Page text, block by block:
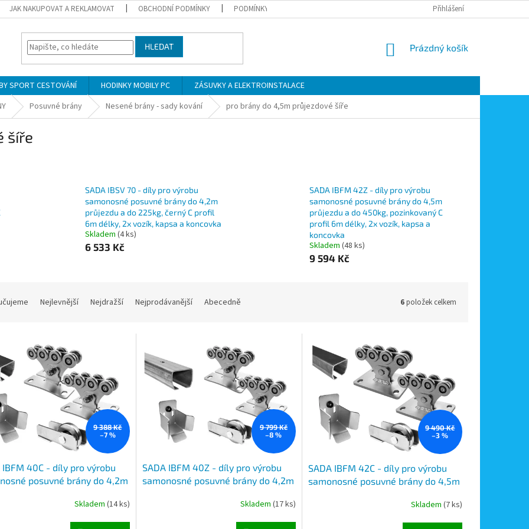
JAK NAKUPOVAT A REKLAMOVAT OBCHODNÍ PODMÍNKY PODMÍNKY OCHRANY OSOBNÍCH ÚDAJŮ MOJE OBJEDNÁVKA
Přihlášení
HLEDAT
NÁKUPNÍ
Prázdný košík
SPORT CESTOVÁNÍ HODINKY MOBILY PC
ZÁSUVKY A ELEKTROINSTALACE
Posuvné brány Nesené brány - sady kování pro brány do 4,5m průjezdové šíře
šíře
SADA IBSV 70 - díly pro výrobu
samonosné posuvné brány do 4,2m
průjezdu a do 225kg, černý C profil
6m délky, 2x vozík, kapsa a koncovka
Skladem(4 ks)
6 533 Kč
SADA IBFM 42Z - díly pro výrobu
samonosné posuvné brány do 4,5m
průjezdu a do 450kg, pozinkovaný C
profil 6m délky, 2x vozík, kapsa a
koncovka
Skladem (48 ks)
9 594 Kč
Nejlevnější Nejdražší Nejprodávanější Abecedně 6položek celkem
9 388 Kč
–7 %
IBFM 40C - díly pro výrobu
posuvné brány do 4,2m
délky, 2x vozík, kapsa a
Skladem (14 ks)
9 799 Kč
–8 %
SADA IBFM 40Z - díly pro výrobu
samonosné posuvné brány do 4,2m
profil 5,6m délky, 2x vozík, kapsa a
Skladem (17 ks)
9 490 Kč
–3 %
SADA IBFM 42C - díly pro výrobu
samonosné posuvné brány do 4,5m
6m délky, 2x vozík, kapsa aSkladem (7 ks)